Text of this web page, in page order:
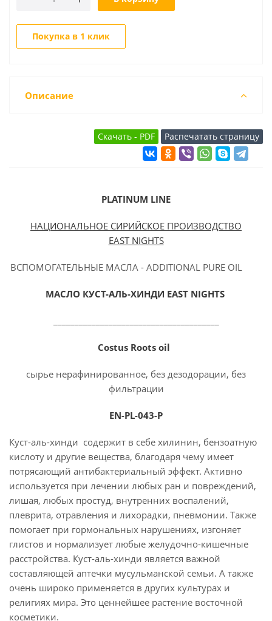
Покупка в 1 клик
Описание
PLATINUM LINE
НАЦИОНАЛЬНОЕ СИРИЙСКОЕ ПРОИЗВОДСТВО
EASTNIGHTS
ВСПОМОГАТЕЛЬНЫЕ МАСЛА - ADDITIONAL PURE OIL
МАСЛО КУСТ-АЛЬ-ХИНДИ EAST NIGHTS
Costus Roots oil
сырье нерафинированное, без дезодорации, без
фильтрации
EN-PL-043-P
Куст-аль-хинди содержит в себе хилинин, бензоатную
кислоту и другие вещества, благодаря чему имеет
потрясающий антибактериальный эффект. Активно
используется при лечении любых ран и повреждений,
лишая, любых простуд, внутренних воспалений,
плеврита, отравления и лихорадки, пневмонии. Также
помогает при гормональных нарушениях, изгоняет
глистов и нормализует любые желудочно-кишечные
расстройства. Куст-аль-хинди является важной
составляющей аптечки мусульманской семьи. А также
очень широко применяется в других культурах и
религиях мира. Это ценнейшее растение восточной
косметики.